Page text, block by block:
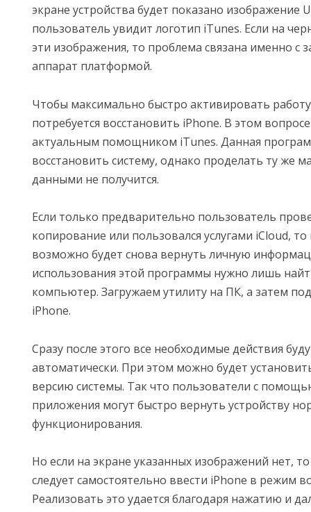
экране устройства будет показано изображение
пользователь увидит логотип iTunes. Если на
эти изображения, то проблема связана именно с
аппарат платформой.
Чтобы максимально быстро активировать работу
потребуется восстановить iPhone. В этом
актуальным помощником iTunes. Данная
восстановить систему, однако проделать ту же
данными не получится.
Если только предварительно пользователь
копирование или пользовался услугами iCloud, то
возможно будет снова вернуть личную
использования этой программы нужно лишь
компьютер. Загружаем утилиту на ПК, а затем
iPhone.
Сразу после этого все необходимые действия
автоматически. При этом можно будет
версию системы. Так что пользователи с
приложения могут быстро вернуть устройству
функционирования.
Но если на экране указанных изображений нет,
следует самостоятельно ввести iPhone в режим
Реализовать это удается благодаря нажатию и